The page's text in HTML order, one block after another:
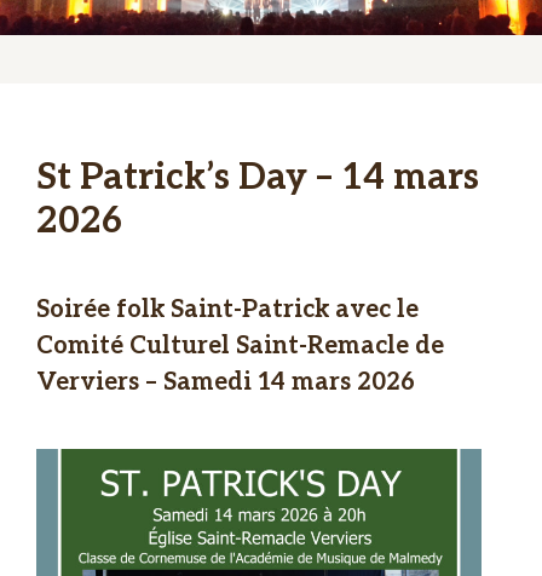
St Patrick’s Day – 14 mars
2026
Soirée folk Saint-Patrick avec le
Comité Culturel Saint-Remacle de
Verviers – Samedi 14 mars 2026